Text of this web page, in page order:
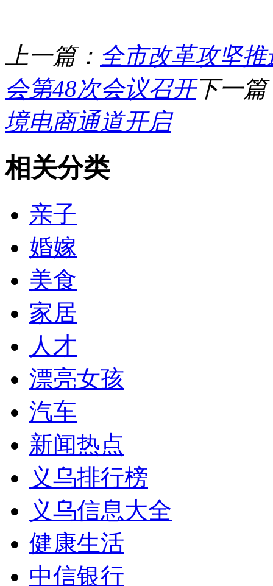
上一篇： 全市改革攻坚
会第48次会议召开下一篇
境电商通道开启
相关分类
亲子
婚嫁
美食
家居
人才
漂亮女孩
汽车
新闻热点
义乌排行榜
义乌信息大全
健康生活
中信银行